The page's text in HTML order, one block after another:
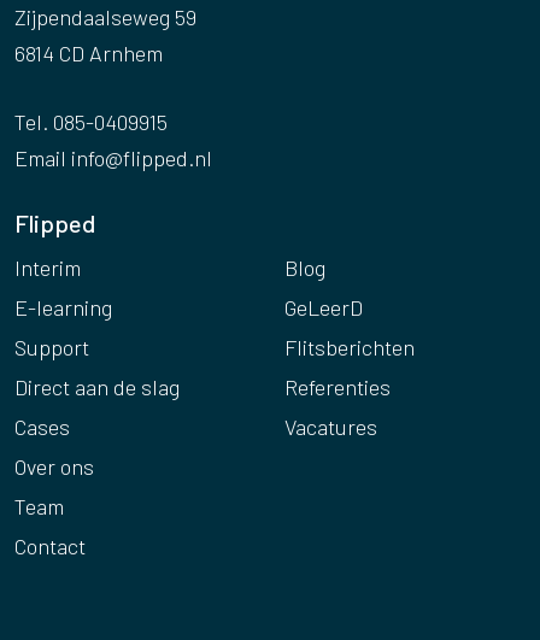
Flipped
Interim
E-learning
Support
Direct aan de slag
Cases
Over ons
Team
Contact
Blog
GeLeerD
Flitsberichten
Referenties
Vacatures
Zijpendaalseweg 59
6814 CD Arnhem
Tel. 085-0409915
Email info@flipped.nl